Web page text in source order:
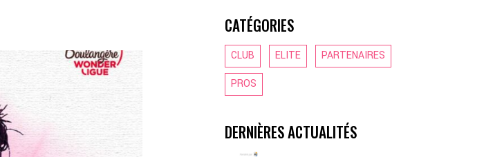
CATÉGORIES
CLUB ELITE PARTENAIRES
PROS
DERNIÈRES ACTUALITÉS